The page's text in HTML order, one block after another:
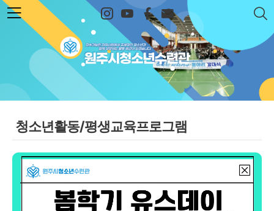
본문 바로가기
원주시청소년수련관
청소년활동/평생교육프로그램